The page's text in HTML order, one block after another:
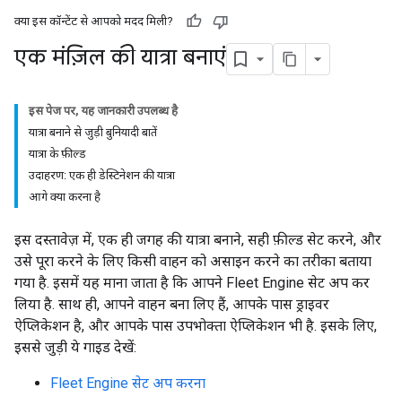
क्या इस कॉन्टेंट से आपको मदद मिली?
एक मंज़िल की यात्रा बनाएं
इस पेज पर, यह जानकारी उपलब्ध है
यात्रा बनाने से जुड़ी बुनियादी बातें
यात्रा के फ़ील्ड
उदाहरण: एक ही डेस्टिनेशन की यात्रा
आगे क्या करना है
इस दस्तावेज़ में, एक ही जगह की यात्रा बनाने, सही फ़ील्ड सेट करने, और
उसे पूरा करने के लिए किसी वाहन को असाइन करने का तरीका बताया
गया है. इसमें यह माना जाता है कि आपने Fleet Engine सेट अप कर
लिया है. साथ ही, आपने वाहन बना लिए हैं, आपके पास ड्राइवर
ऐप्लिकेशन है, और आपके पास उपभोक्ता ऐप्लिकेशन भी है. इसके लिए,
इससे जुड़ी ये गाइड देखें:
Fleet Engine सेट अप करना